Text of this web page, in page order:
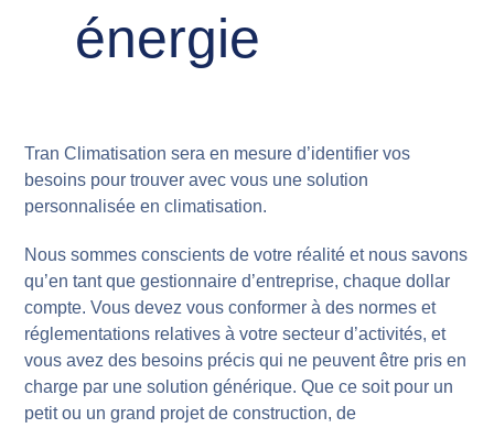
énergie
Tran Climatisation sera en mesure d’identifier vos
besoins pour trouver avec vous une solution
personnalisée en climatisation.
Nous sommes conscients de votre réalité et nous savons
qu’en tant que gestionnaire d’entreprise, chaque dollar
compte. Vous devez vous conformer à des normes et
réglementations relatives à votre secteur d’activités, et
vous avez des besoins précis qui ne peuvent être pris en
charge par une solution générique. Que ce soit pour un
petit ou un grand projet de construction, de